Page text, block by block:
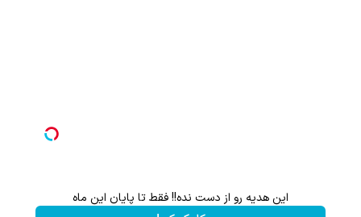
این هدیه رو از دست نده!! فقط تا پایان این ماه